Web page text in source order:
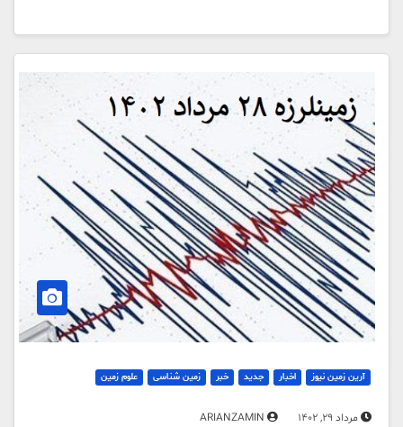
آرین زمین نیوز اخبار جدید خبر زمین شناسی علوم زمین
مرداد 29, 1402